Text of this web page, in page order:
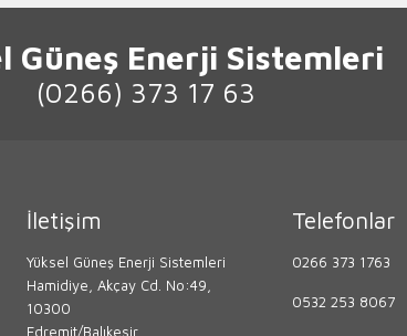
Güneş Enerji Sistemleri
(0266) 373 17 63
İletişim
Yüksel Güneş Enerji Sistemleri
Hamidiye, Akçay Cd. No:49,
10300
Edremit/Balıkesir
Telefonlar
0266 373 1763
0532 253 8067